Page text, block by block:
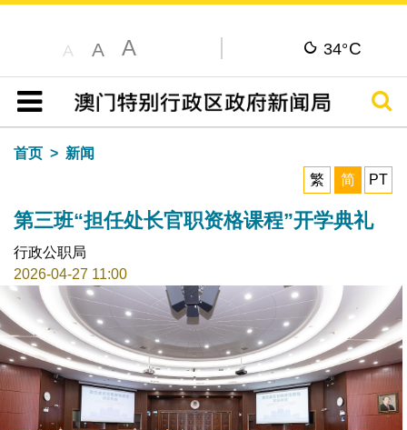
A A A 34°C
目录
搜寻
首页
新闻
繁
简 PT
第三班“担任处长官职资格课程”开学典礼
行政公职局
2026-04-27 11:00